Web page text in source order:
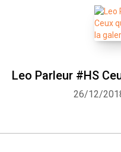
Leo Parleur #HS
26/12/